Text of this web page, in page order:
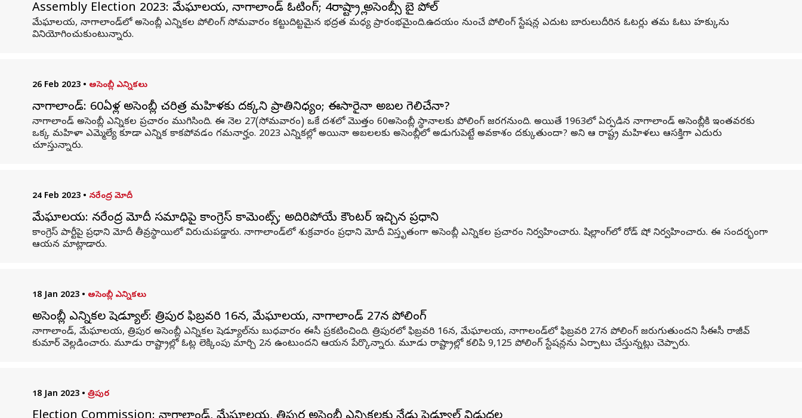
Assembly Election 2023: మేఘాలయ, నాగాలాండ్‌లో ఓటింగ్; 4రాష్ట్రాల్లో అసెంబ్సీ బై పోల్
మేఘాలయ, నాగాలాండ్‌లో అసెంబ్లీ ఎన్నికల పోలింగ్ సోమవారం కట్టుదిట్టమైన భద్రత మధ్య ప్రారంభమైంది.ఉదయం నుంచే పోలింగ్ స్టేషన్ల ఎదుట బారులుదీరిన ఓటర్లు తమ ఓటు హక్కును
వినియోగించుకుంటున్నారు.
26 Feb 2023 • అసెంబ్లీ ఎన్నికలు
నాగాలాండ్: 60ఏళ్ల అసెంబ్లీ చరిత్రలో మహిళకు దక్కని ప్రాతినిధ్యం; ఈసారైనా అబల గెలిచేనా?
నాగాలాండ్‌ అసెంబ్లీ ఎన్నికల ప్రచారం ముగిసింది. ఈ నెల 27(సోమవారం) ఒకే దశలో మొత్తం 60అసెంబ్లీ స్థానాలకు పోలింగ్ జరగనుంది. అయితే 1963లో ఏర్పడిన నాగాలాండ్ అసెంబ్లీకి ఇంతవరకు
ఒక్క మహిళా ఎమ్మెల్యే కూడా ఎన్నిక కాకపోవడం గమనార్హం. 2023 ఎన్నికల్లో అయినా అబలలకు అసెంబ్లీలో అడుగుపెట్టే అవకాశం దక్కుతుందా? అని ఆ రాష్ట్ర మహిళలు ఆసక్తిగా ఎదురు
చూస్తున్నారు.
24 Feb 2023 • నరేంద్ర మోదీ
మేఘాలయ: నరేంద్ర మోదీ సమాధిపై కాంగ్రెస్ కామెంట్స్; అదిరిపోయే కౌంటర్ ఇచ్చిన ప్రధాని
కాంగ్రెస్ పార్టీపై ప్రధాని మోదీ తీవ్రస్థాయిలో విరుచుపడ్డారు. నాగాలాండ్‌లో శుక్రవారం ప్రధాని మోదీ విస్తృతంగా అసెంబ్లీ ఎన్నికల ప్రచారం నిర్వహించారు. షిల్లాంగ్‌లో రోడ్ షో నిర్వహించారు. ఈ సందర్భంగా
ఆయన మాట్లాడారు.
18 Jan 2023 • అసెంబ్లీ ఎన్నికలు
అసెంబ్లీ ఎన్నికల షెడ్యూల్‌: త్రిపురలో ఫిబ్రవరి 16న, మేఘాలయ, నాగాలాండ్‌లో 27న పోలింగ్
నాగాలాండ్, మేఘాలయ, త్రిపుర అసెంబ్లీ ఎన్నికల షెడ్యూల్‌ను బుధవారం ఈసీ ప్రకటించింది. త్రిపురలో ఫిబ్రవరి 16న, మేఘాలయ, నాగాలండ్‌లో ఫిబ్రవరి 27న పోలింగ్ జరుగుతుందని సీఈసీ రాజీవ్
కుమార్ వెల్లడించారు. మూడు రాష్ట్రాల్లో ఓట్ల లెక్కింపు మార్చి 2న ఉంటుందని ఆయన పేర్కొన్నారు. మూడు రాష్ట్రాల్లో కలిపి 9,125 పోలింగ్ స్టేషన్లను ఏర్పాటు చేస్తున్నట్లు చెప్పారు.
18 Jan 2023 • త్రిపుర